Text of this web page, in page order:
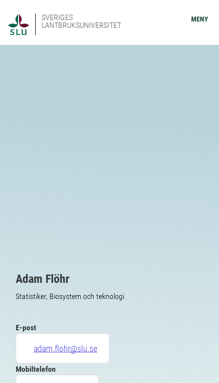
SVERIGES
LANTBRUKSUNIVERSITET
MENY
Adam Flöhr
Statistiker, Biosystem och teknologi
E-post
adam.flohr@slu.se
Mobiltelefon